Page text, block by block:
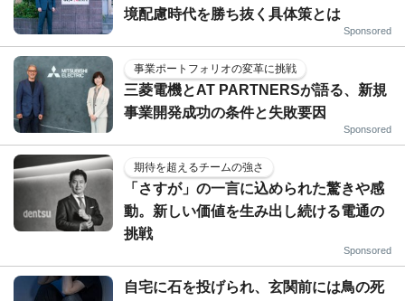
境配慮時代を勝ち抜く具体策とは
Sponsored
事業ポートフォリオの変革に挑戦
三菱電機とAT PARTNERSが語る、新規
事業開発成功の条件と失敗要因
Sponsored
期待を超えるチームの強さ
「さすが」の一言に込められた驚きや感
動。新しい価値を生み出し続ける電通の
挑戦
Sponsored
自宅に石を投げられ、玄関前には鳥の死